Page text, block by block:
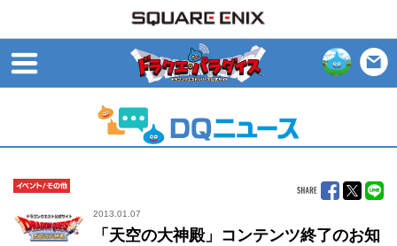
2013.01.07
「天空の大神殿」コンテンツ終了のお知